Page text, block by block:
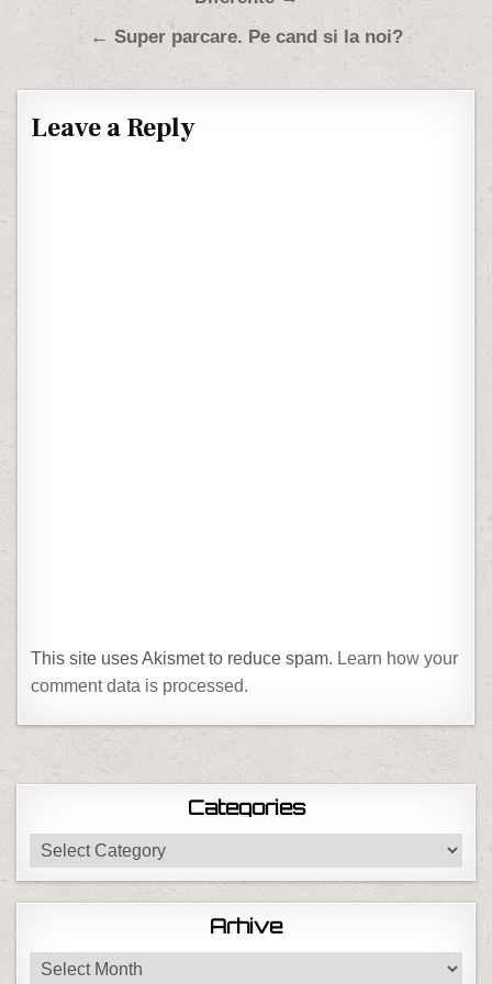
← Super parcare. Pe cand si la noi?
Leave a Reply
This site uses Akismet to reduce spam. Learn how your
comment data is processed.
Categories
Categories
Arhive
Arhive